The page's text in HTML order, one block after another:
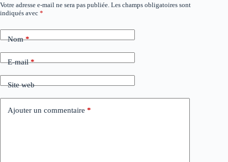
Votre adresse e-mail ne sera pas publiée. Les champs obligatoires sont
indiqués avec *
Nom*
E-mail*
Site web
Ajouter un commentaire *
A
l
r
n
v
e